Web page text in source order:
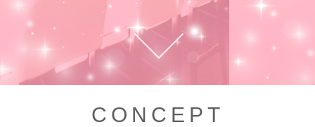
CONCEPT